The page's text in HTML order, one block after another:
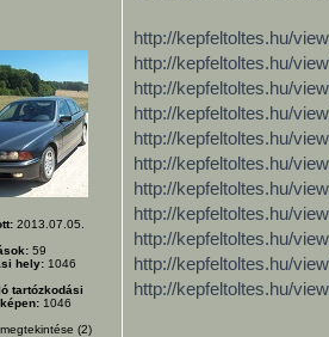
2013.07.05.
59
hely: 1046
tartózkodási
1046
(2)
http://kepfeltoltes.hu/
http://kepfeltoltes.hu/
http://kepfeltoltes.hu/
http://kepfeltoltes.hu/
http://kepfeltoltes.hu/
http://kepfeltoltes.hu/
http://kepfeltoltes.hu/
http://kepfeltoltes.hu/
http://kepfeltoltes.hu/
http://kepfeltoltes.hu/
http://kepfeltoltes.hu/